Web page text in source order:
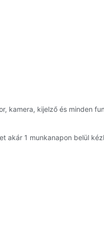
kamera, kijelző és minden
akár 1 munkanapon belül